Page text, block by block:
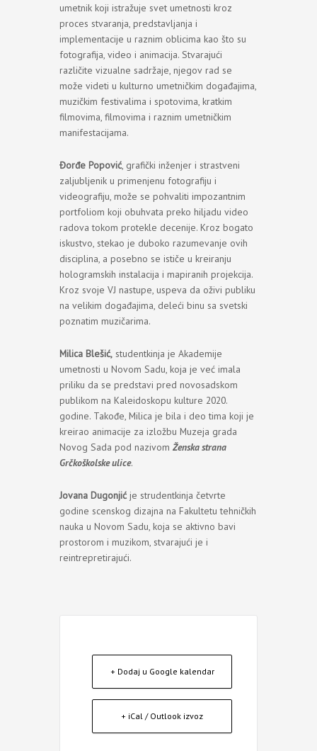
umetnik koji istražuje svet umetnosti kroz
proces stvaranja, predstavljanja i
implementacije u raznim oblicima kao što su
fotografija, video i animacija. Stvarajući
različite vizualne sadržaje, njegov rad se
može videti u kulturno umetničkim događajima,
muzičkim festivalima i spotovima, kratkim
filmovima, filmovima i raznim umetničkim
manifestacijama.
Đorđe Popović, grafički inženjer i strastveni
zaljubljenik u primenjenu fotografiju i
videografiju, može se pohvaliti impozantnim
portfoliom koji obuhvata preko hiljadu video
radova tokom protekle decenije. Kroz bogato
iskustvo, stekao je duboko razumevanje ovih
disciplina, a posebno se ističe u kreiranju
hologramskih instalacija i mapiranih projekcija.
Kroz svoje VJ nastupe, uspeva da oživi publiku
na velikim događajima, deleći binu sa svetski
poznatim muzičarima.
Milica Blešić, studentkinja je Akademije
umetnosti u Novom Sadu, koja je već imala
priliku da se predstavi pred novosadskom
publikom na Kaleidoskopu kulture 2020.
godine. Takođe, Milica je bila i deo tima koji je
kreirao animacije za izložbu Muzeja grada
Novog Sada pod nazivom Ženska strana
Grčkoškolske ulice.
Jovana Dugonjić je strudentkinja četvrte
godine scenskog dizajna na Fakultetu tehničkih
nauka u Novom Sadu, koja se aktivno bavi
prostorom i muzikom, stvarajući je i
reintrepretirajući.
+ Dodaj u Google kalendar
+ iCal / Outlook izvoz